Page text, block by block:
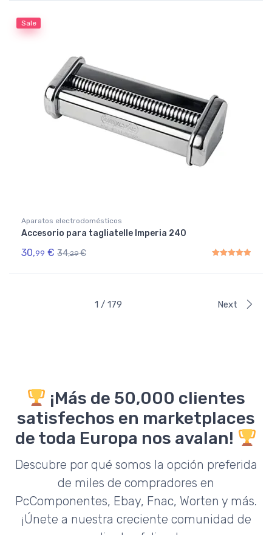
Sale
Aparatos electrodomésticos
Accesorio para tagliatelle Imperia 240
30,99 € 34,29 €
1 / 179 Next
¡Más de 50,000 clientes
satisfechos en marketplaces
de toda Europa nos avalan!
Descubre por qué somos la opción preferida
de miles de compradores en
PcComponentes, Ebay, Fnac, Worten y más.
¡Únete a nuestra creciente comunidad de